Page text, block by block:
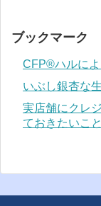
ブックマーク
CFP®ハルに
いぶし銀杏な
実店舗にクレ
ておきたいこと